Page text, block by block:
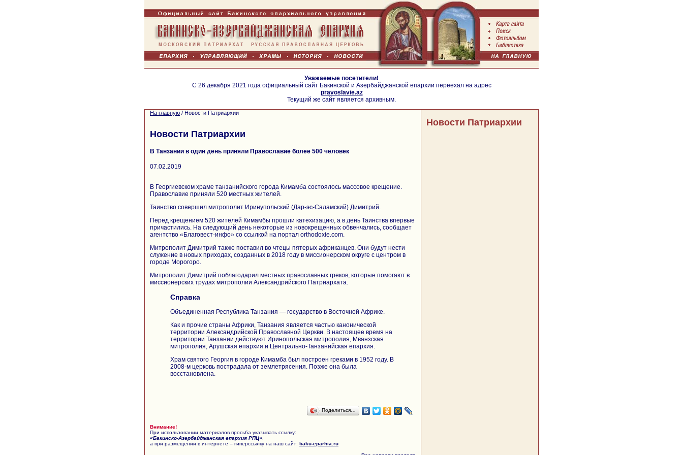
Уважаемые посетители!
С 26 декабря 2021 года официальный сайт Бакинской и Азербайджанской епархии переехал на адрес
pravoslavie.az
Текущий же сайт является архивным.
На главную / Новости Патриархии
Новости Патриархии
В Танзании в один день приняли Православие более 500 человек
07.02.2019
В Георгиевском храме танзанийского города Кимамба состоялось массовое крещение.
Православие приняли 520 местных жителей.
Таинство совершил митрополит Иринупольский (Дар-эс-Саламский) Димитрий.
Перед крещением 520 жителей Кимамбы прошли катехизацию, а в день Таинства впервые
причастились. На следующий день некоторые из новокрещенных обвенчались, сообщает
агентство «Благовест-инфо» со ссылкой на портал orthodoxie.com.
Митрополит Димитрий также поставил во чтецы пятерых африканцев. Они будут нести
служение в новых приходах, созданных в 2018 году в миссионерском округе с центром в
городе Морогоро.
Митрополит Димитрий поблагодарил местных православных греков, которые помогают в
миссионерских трудах митрополии Александрийского Патриархата.
Справка
Объединенная Республика Танзания — государство в Восточной Африке.
Как и прочие страны Африки, Танзания является частью канонической
территории Александрийской Православной Церкви. В настоящее время на
территории Танзании действуют Иринопольская митрополия, Мванзская
митрополия, Арушская епархия и Центрально-Танзанийская епархия.
Храм святого Георгия в городе Кимамба был построен греками в 1952 году. В
2008-м церковь пострадала от землетрясения. Позже она была
восстановлена.
Поделиться…
Внимание!
При использовании материалов просьба указывать ссылку:
«Бакинско-Азербайджанская епархия РПЦ»
а при размещении в интернете – гиперссылку на наш сайт: baku-eparhia.ru
Новости Патриархии